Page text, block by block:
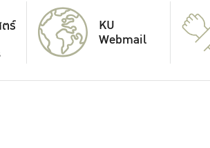
ร์ KU
Webmail